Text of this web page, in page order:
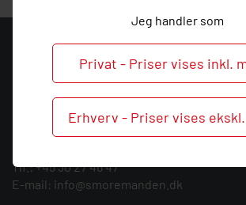
Jeg handler som
Privat - Priser vises inkl.
Erhverv - Priser vises
KONTAKT
Smøremanden A/S
CVR: 39683717
Søndergården 3
9640 Farsø
Tlf.:+45 30 27 46 47
E-mail: info@smoremanden.dk